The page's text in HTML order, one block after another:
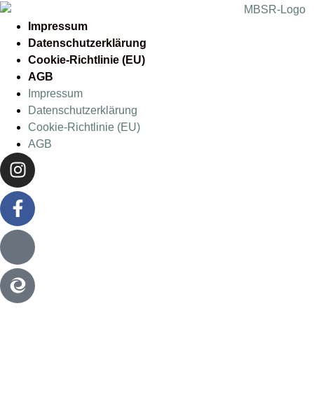
Impressum
Datenschutzerklärung
Cookie-Richtlinie (EU)
AGB
Impressum
Datenschutzerklärung
Cookie-Richtlinie (EU)
AGB